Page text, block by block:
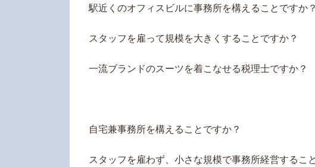
駅近くのオフィスビルに事務所を構えることですか？
スタッフを雇って規模を大きくすることですか？
一流ブランドのスーツを着こなせる税理士ですか？
自宅兼事務所を構えることですか？
スタッフを雇わず、小さな規模で事務所経営するこ